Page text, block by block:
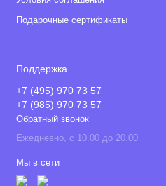
Подарочные сертификаты
Поддержка
+7 (495) 970 73 57
+7 (985) 970 73 57
Обратный звонок
Ежедневно, с 10.00 до 20.00
Мы в сети